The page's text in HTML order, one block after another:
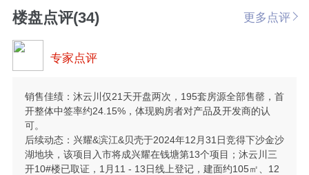
楼盘点评(34) 更多点评
专家点评
销售佳绩：沐云川仅21天开盘两次，195套房源全部售罄，首
开整体中签率约24.15%，体现购房者对产品及开发商的认
可。
后续动态：兴耀&滨江&贝壳于2024年12月31日竞得下沙金沙
湖地块，该项目入市将成兴耀在钱塘第13个项目；沐云川三
开10#楼已取证，1月11 - 13日线上登记，建面约105㎡、12